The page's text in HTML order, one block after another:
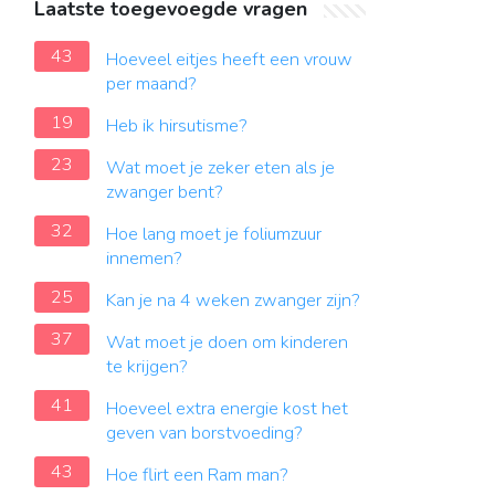
Laatste toegevoegde vragen
43
Hoeveel eitjes heeft een vrouw
per maand?
19
Heb ik hirsutisme?
23
Wat moet je zeker eten als je
zwanger bent?
32
Hoe lang moet je foliumzuur
innemen?
25
Kan je na 4 weken zwanger zijn?
37
Wat moet je doen om kinderen
te krijgen?
41
Hoeveel extra energie kost het
geven van borstvoeding?
43
Hoe flirt een Ram man?